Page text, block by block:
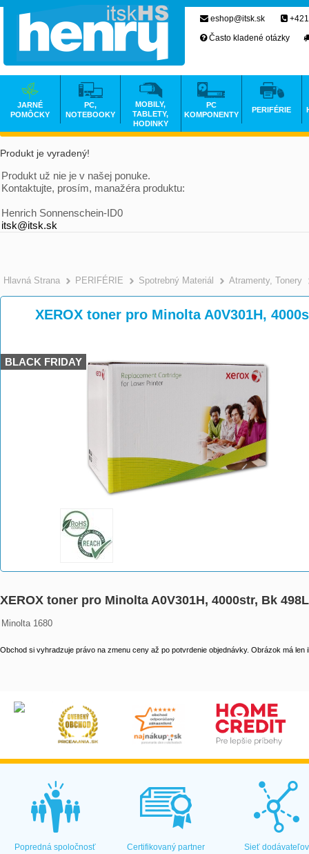
Produkt je vyradený!
Produkt už nie je v našej ponuke.
Kontaktujte, prosím, manažéra produktu:
Henrich Sonnenschein-ID0
itsk@itsk.sk
Hlavná Strana >
PERIFÉRIE >
Spotrebný Materiál >
Atramenty, Tonery
XEROX toner pro Minolta A0V301H,
BLACK FRIDAY
XEROX toner pro Minolta A0V301H, 4000str, Bk
Minolta 1680
Obchod si vyhradzuje právo na zmenu ceny až po potvrdenie objednávky. Obrázok má len
eshop@itsk.sk
Často kladené otázky
JARNÉ
POMÔCKY
PC,
NOTEBOOKY
MOBILY,
TABLETY,
HODINKY
PC
KOMPONENTY
PERIFÉRIE
Popredná spoločnosť Certifikovaný partner Sieť dodávateľov